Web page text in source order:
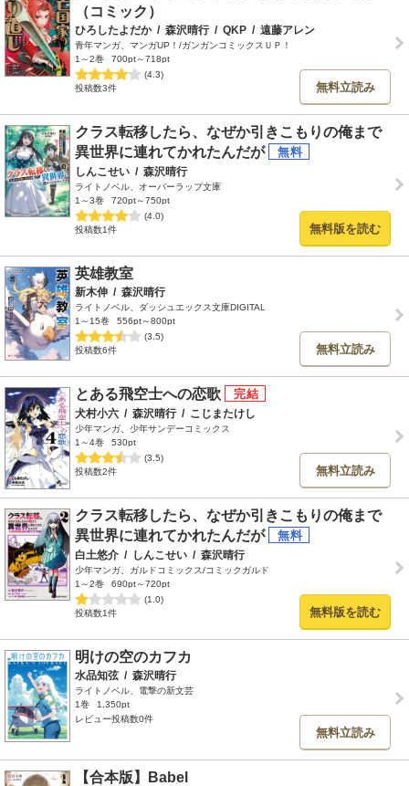
（コミック）
ひろしたよだか / 森沢晴行 / QKP / 遠藤アレン
青年マンガ、マンガUP！/ガンガンコミックスＵＰ！
1～2巻
700pt～718pt
(4.3)
投稿数3件
無料立読み
クラス転移したら、なぜか引きこもりの俺まで
異世界に連れてかれたんだが
しんこせい / 森沢晴行
ライトノベル、オーバーラップ文庫
1～3巻
720pt～750pt
(4.0)
投稿数1件
無料版を読む
英雄教室
新木伸 / 森沢晴行
ライトノベル、ダッシュエックス文庫DIGITAL
1～15巻
556pt～800pt
(3.5)
投稿数6件
無料立読み
とある飛空士への恋歌
犬村小六 / 森沢晴行 / こじまたけし
少年マンガ、少年サンデーコミックス
1～4巻
530pt
(3.5)
投稿数2件
無料立読み
クラス転移したら、なぜか引きこもりの俺まで
異世界に連れてかれたんだが
白土悠介 / しんこせい / 森沢晴行
少年マンガ、ガルドコミックス/コミックガルド
1～2巻
690pt～720pt
(1.0)
投稿数1件
無料版を読む
明けの空のカフカ
水品知弦 / 森沢晴行
ライトノベル、電撃の新文芸
1巻
1,350pt
レビュー投稿数0件
無料立読み
【合本版】Babel